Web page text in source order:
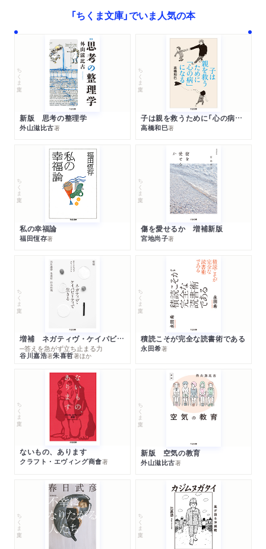
本／旧統一教会のアフリ
カ宣教活動──文庫版追補
第６章 創価学会
六〇年代からアフリカに注目／ブルキナファソの勤行／アフリ
カで広宣流布／アフリカ
で宗門批判／日蓮正宗とガーナ／ガーナ到着、まずは創価学会
へ／アフリカ人法華講員
文庫版新章 日本に進出するアフリカの新宗教
埼玉県のイスラーム神秘主義教団／セリン・トゥーバの家へ／
私服警察と多文化共生／セリン・トゥーバの家の機能と目的／
集会に来る日本人／「こんなところにセネガル人」
文庫版あとがき
解説 中国、アフリカ、新宗教 安田峰俊
参考文献
「ちくま文庫」でいま人気の本
ちくま文庫
新版 思考の整理学
外山滋比古著
ちくま文庫
子は親を救うために「心の病」になる
高橋和巳著
ちくま文庫
私の幸福論
福田恆存著
ちくま文庫
傷を愛せるか 増補新版
宮地尚子著
ちくま文庫
増補 ネガティヴ・ケイパビリティで生きる
─答えを急がず立ち止まる力
谷川嘉浩著朱喜哲著ほか
ちくま文庫
積読こそが完全な読書術である
永田希著
ちくま文庫
ないもの、あります
クラフト・エヴィング商會著
ちくま文庫
新版 空気の教育
外山滋比古著
ちくま文庫 ちくま文庫